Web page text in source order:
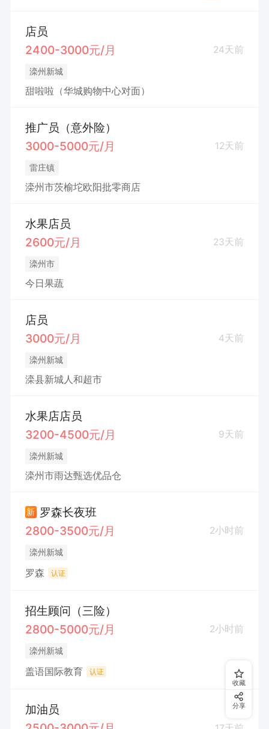
店员
2400-3000元/月
24天前
滦州新城
甜啦啦（华城购物中心对面）
推广员（意外险）
3000-5000元/月
12天前
雷庄镇
滦州市茨榆坨欧阳批零商店
水果店员
2600元/月
23天前
滦州市
今日果蔬
店员
3000元/月
4天前
滦州新城
滦县新城人和超市
水果店店员
3200-4500元/月
9天前
滦州新城
滦州市雨达甄选优品仓
新 罗森长夜班
2800-3500元/月
2小时前
滦州新城
罗森 认证
招生顾问（三险）
2800-5000元/月
2小时前
滦州新城
盖语国际教育 认证
加油员
收藏
分享